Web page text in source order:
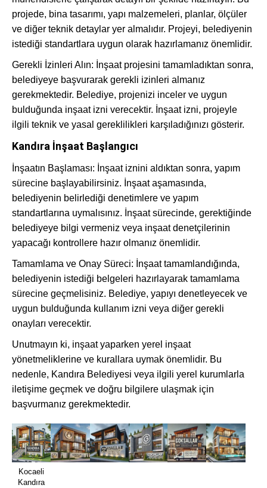
projede, bina tasarımı, yapı malzemeleri, planlar, ölçüler
ve diğer teknik detaylar yer almalıdır. Projeyi, belediyenin
istediği standartlara uygun olarak hazırlamanız önemlidir.
Gerekli İzinleri Alın: İnşaat projesini tamamladıktan sonra,
belediyeye başvurarak gerekli izinleri almanız
gerekmektedir. Belediye, projenizi inceler ve uygun
bulduğunda inşaat izni verecektir. İnşaat izni, projeyle
ilgili teknik ve yasal gereklilikleri karşıladığınızı gösterir.
Kandıra İnşaat Başlangıcı
İnşaatın Başlaması: İnşaat iznini aldıktan sonra, yapım
sürecine başlayabilirsiniz. İnşaat aşamasında,
belediyenin belirlediği denetimlere ve yapım
standartlarına uymalısınız. İnşaat sürecinde, gerektiğinde
belediyeye bilgi vermeniz veya inşaat denetçilerinin
yapacağı kontrollere hazır olmanız önemlidir.
Tamamlama ve Onay Süreci: İnşaat tamamlandığında,
belediyenin istediği belgeleri hazırlayarak tamamlama
sürecine geçmelisiniz. Belediye, yapıyı denetleyecek ve
uygun bulduğunda kullanım izni veya diğer gerekli
onayları verecektir.
Unutmayın ki, inşaat yaparken yerel inşaat
yönetmeliklerine ve kurallara uymak önemlidir. Bu
nedenle, Kandıra Belediyesi veya ilgili yerel kurumlarla
iletişime geçmek ve doğru bilgilere ulaşmak için
başvurmanız gerekmektedir.
Kocaeli
Kandıra